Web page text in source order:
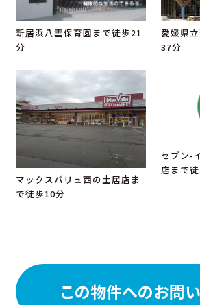
新居浜八雲保育園まで徒歩21
分
愛媛県
37分
マックスバリュ西の土居店ま
で徒歩10分
セブン-
店まで
この物件へのお問